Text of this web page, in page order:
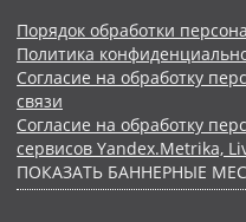
Порядок обработки
Политика
Согласие на обработку
связи
Согласие на обработку
сервисов Yandex.Metrika,
ПОКАЗАТЬ БАННЕРНЫЕ